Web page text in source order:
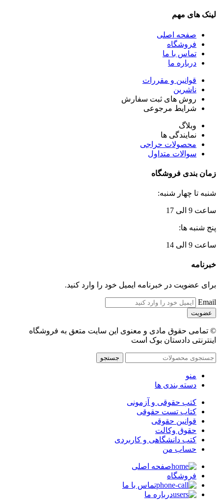
لینک های مهم
صفحه اصلی
فروشگاه
تماس با ما
درباره ما
قوانین و مقررات
ناشرین
روش های ثبت سفارش
شرایط مرجوعی
وبلاگ
نمایندگی ها
محصولات حراجی
سوالات متداول
زمان بندی فروشگاه
شنبه تا چهار شنبه:
ساعت 9 الی 17
پنج شنبه ها:
ساعت 9 الی 14
خبرنامه
برای عضویت در خبرنامه ایمیل خود را وارد کنید.
Email
© تمامی حقوق مادی و معنوی این سایت متعق به فروشگاه
اینترنتی دادستان بوک است
جستجو
منو
دسته بندی ها
کتب حقوقی و آزمونی
کتاب تست حقوقی
قوانین حقوقی
حقوق وکالت
کتب دانشگاهی و کاربردی
حساب من
صفحه اصلی
فروشگاه
تماس با ما
درباره ما